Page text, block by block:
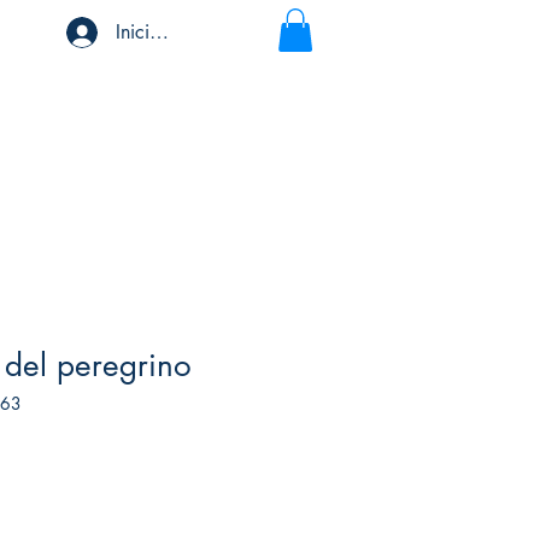
Iniciar sesión
peregrino